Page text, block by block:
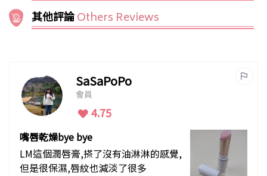
其他評論Others Reviews
SaSaPoPo
會員
4.75
嘴唇乾燥bye bye
LM這個潤唇膏,搽了沒有油淋淋的感覺,
但是很保濕,唇紋也減淡了很多